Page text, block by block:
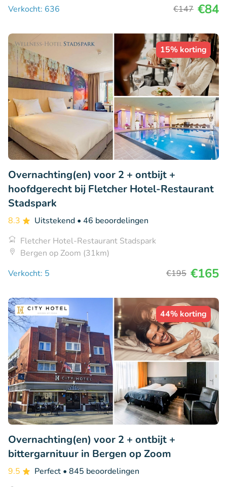
Verkocht: 636
€147 €84
15% korting
Overnachting(en) voor 2 + ontbijt +
hoofdgerecht bij Fletcher Hotel-Restaurant
Stadspark
8.3 Uitstekend • 46 beoordelingen
Fletcher Hotel-Restaurant Stadspark
Bergen op Zoom (31km)
Verkocht: 5
€195 €165
44% korting
Overnachting(en) voor 2 + ontbijt +
bittergarnituur in Bergen op Zoom
9.5 Perfect • 845 beoordelingen